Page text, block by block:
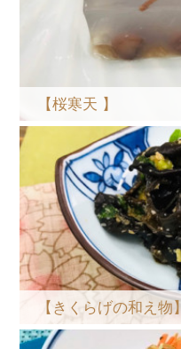
【桜寒天 】
【きくらげの和え物】